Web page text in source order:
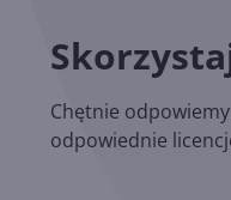
Chętnie
odpowiednie